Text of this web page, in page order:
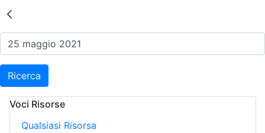
Risultati della Ricerca -
Ricerca
Voci Risorse
Qualsiasi Risorsa